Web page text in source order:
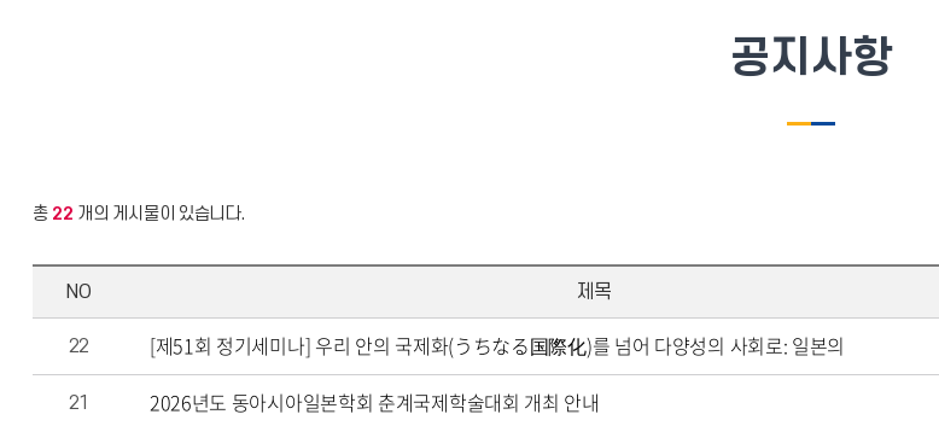
공지사항
총 22 개의 게시물이 있습니다.
NO 제목
22 [제51회 정기세미나] 우리 안의 국제화(うちなる国際化)를 넘어 다양성의 사회로: 일본의
21 2026년도 동아시아일본학회 춘계국제학술대회 개최 안내